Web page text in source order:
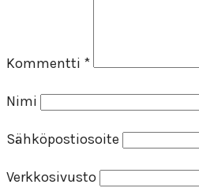
Kommentti *
Nimi
Sähköpostiosoite
Verkkosivusto